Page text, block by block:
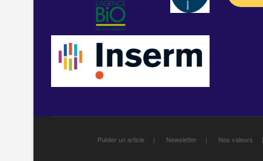
Publier un article Newsletter Nos valeurs